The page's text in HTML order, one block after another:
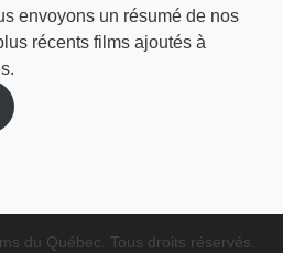
envoyons un résumé de nos
récents films ajoutés à
du Québec. Tous droits réservés.